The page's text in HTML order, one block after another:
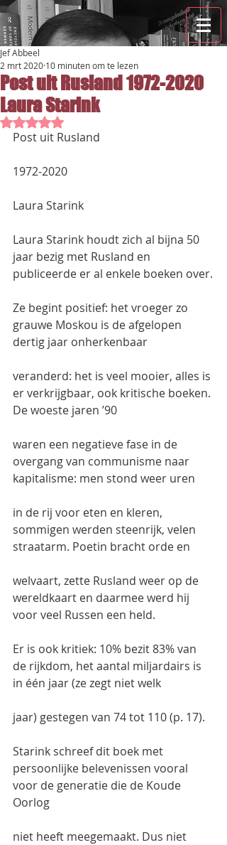
Post uit Rusland 1972-2020
Laura Starink
Jef Abbeel
2 mrt 2020 10 minuten om te lezen
Beoordeeld met NaN uit 5 sterren.
Post uit Rusland
1972-2020
Laura Starink
Laura Starink houdt zich al bijna 50
jaar bezig met Rusland en
publiceerde er al enkele boeken over.
Ze begint positief: het vroeger zo
grauwe Moskou is de afgelopen
dertig jaar onherkenbaar
veranderd: het is veel mooier, alles is
er verkrijgbaar, ook kritische boeken.
De woeste jaren ’90
waren een negatieve fase in de
overgang van communisme naar
kapitalisme: men stond weer uren
in de rij voor eten en kleren,
sommigen werden steenrijk, velen
straatarm. Poetin bracht orde en
welvaart, zette Rusland weer op de
wereldkaart en daarmee werd hij
voor veel Russen een held.
Er is ook kritiek: 10% bezit 83% van
de rijkdom, het aantal miljardairs is
in één jaar (ze zegt niet welk
jaar) gestegen van 74 tot 110 (p. 17).
Starink schreef dit boek met
persoonlijke belevenissen vooral
voor de generatie die de Koude
Oorlog
niet heeft meegemaakt. Dus niet